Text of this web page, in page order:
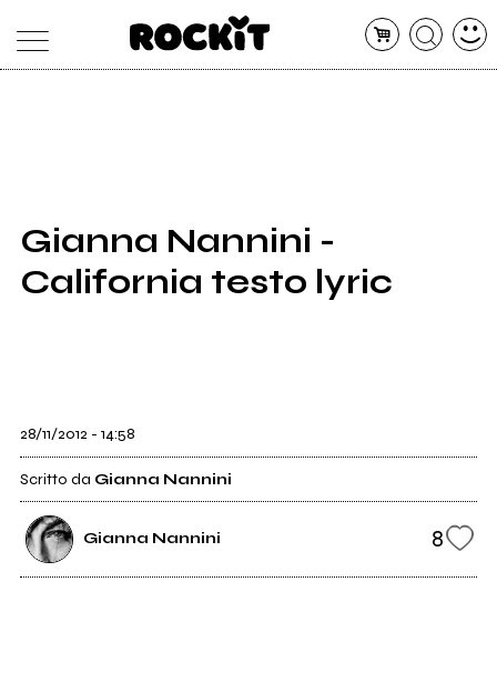
SHOP
RADIO
Gianna Nannini -
California testo lyric
28/11/2012 - 14:58
Scritto da Gianna Nannini
Gianna Nannini 8